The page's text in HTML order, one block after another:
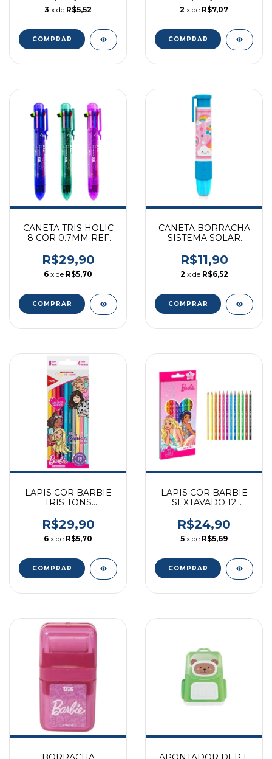
3 x de R$5,52
COMPRAR
2 x de R$7,07
COMPRAR
CANETA TRIS HOLIC
8 COR 0.7MM REF
R$29,90
6 x de R$5,70
COMPRAR
CANETA BORRACHA
SISTEMA SOLAR
R$11,90
2 x de R$6,52
LAPIS COR BARBIE
TRIS TONS
REF 608587
R$29,90
6 x de R$5,70
LAPIS COR BARBIE
SEXTAVADO 12
R$24,90
5 x de R$5,69